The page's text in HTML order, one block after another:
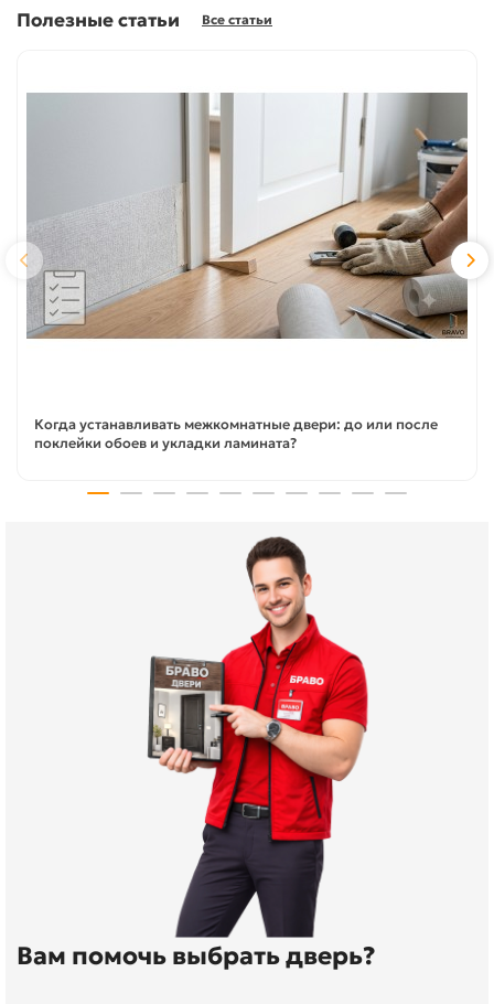
Полезные статьи Все статьи
Когда устанавливать межкомнатные двери: до или после
поклейки обоев и укладки ламината?
Вам помочь выбрать дверь?